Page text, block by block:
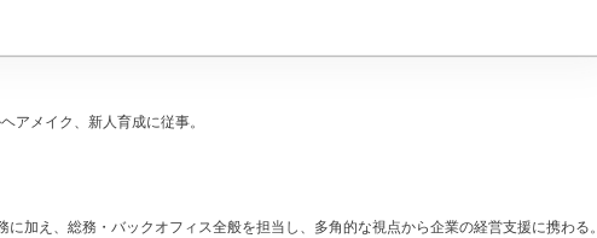
アメイク、新人育成に従事。
加え、総務・バックオフィス全般を担当し、多角的な視点から企業の経営支援に携わる。